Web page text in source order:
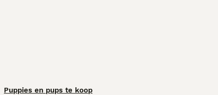
Puppies en pups te koop